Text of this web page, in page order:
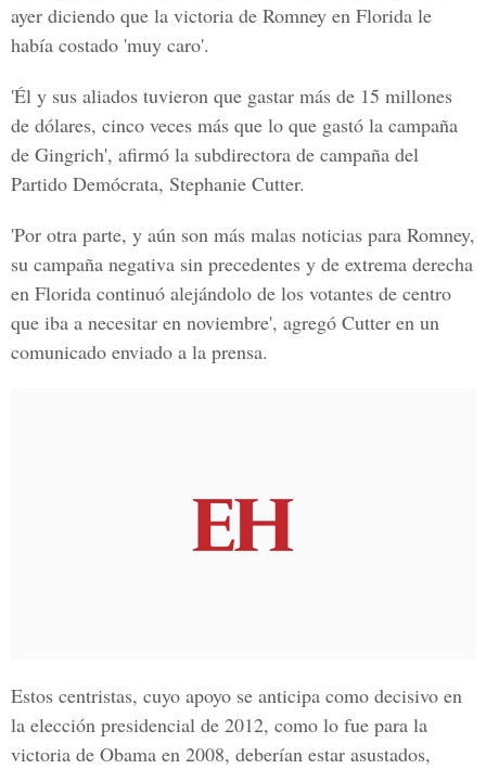
ayer diciendo que la victoria de Romney en Florida le
había costado 'muy caro'.
'Él y sus aliados tuvieron que gastar más de 15 millones
de dólares, cinco veces más que lo que gastó la campaña
de Gingrich', afirmó la subdirectora de campaña del
Partido Demócrata, Stephanie Cutter.
'Por otra parte, y aún son más malas noticias para Romney,
su campaña negativa sin precedentes y de extrema derecha
en Florida continuó alejándolo de los votantes de centro
que iba a necesitar en noviembre', agregó Cutter en un
comunicado enviado a la prensa.
Estos centristas, cuyo apoyo se anticipa como decisivo en
la elección presidencial de 2012, como lo fue para la
victoria de Obama en 2008, deberían estar asustados,